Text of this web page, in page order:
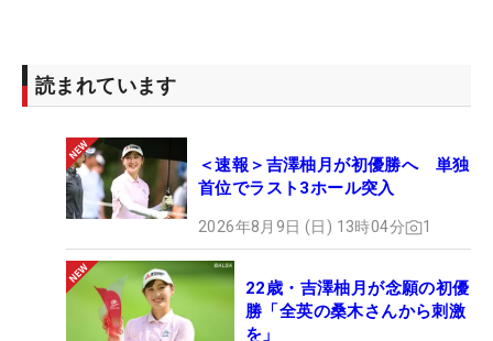
読まれています
＜速報＞吉澤柚月が初優勝へ 単独
首位でラスト3ホール突入
2026年8月9日 (日) 13時04分 1
22歳・吉澤柚月が念願の初優
勝「全英の桑木さんから刺激
を」